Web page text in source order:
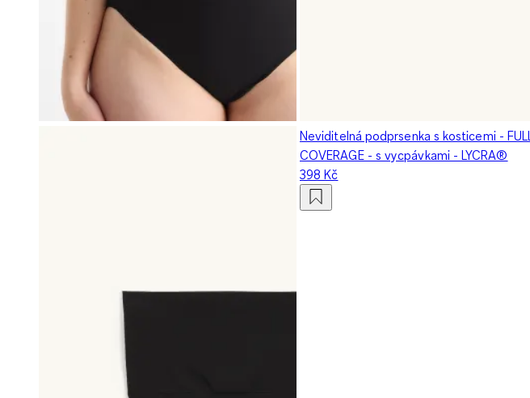
Neviditelná podprsenka s kosticemi - FULL
COVERAGE - s vycpávkami - LYCRA®
398 Kč